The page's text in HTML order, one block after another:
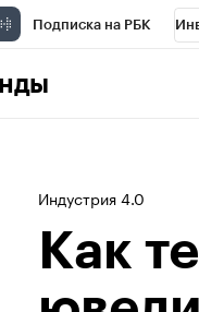
Подписка на РБК
Индустрия 4.0
Как